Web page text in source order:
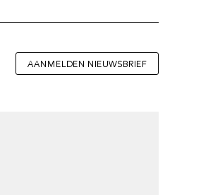
AANMELDEN NIEUWSBRIEF